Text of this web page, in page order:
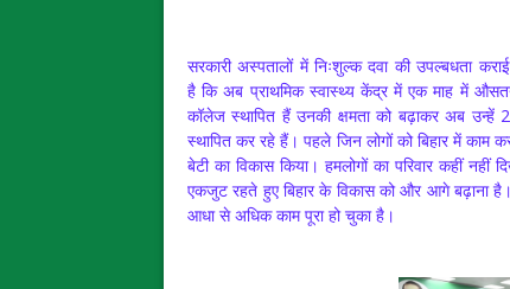
सरकारी अस्पतालों में निःशुल्क दवा की उपल्बधता
हैकि अब प्राथमिक स्वास्थ्य केंद्र में एक माह में
कॉलेज स्थापित हैं उनकी क्षमता को बढ़ाकर अब
स्थापित कर रहे हैं। पहले जिन लोगों को बिहार में काम
बेटी का विकास किया। हमलोगों का परिवार कहीं नहीं
एकजुट रहते हुए बिहार के विकास को और आगे बढ़ाना
आधा से अधिक काम पूरा हो चुका है।